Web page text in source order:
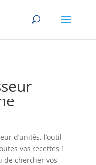
d’unités, l’outil
vos recettes !
de chercher vos